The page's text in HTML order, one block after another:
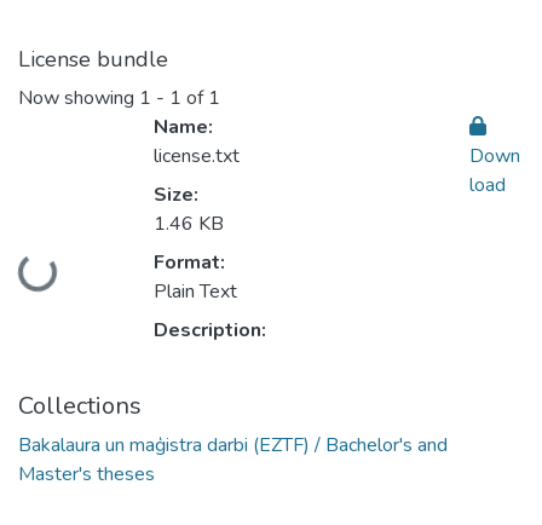
License bundle
Now showing 1 - 1 of 1
Loading...
Name:
license.txt
Size:
1.46 KB
Format:
Plain Text
Description:
Down
load
Collections
Bakalaura un maģistra darbi (EZTF) / Bachelor's and
Master's theses